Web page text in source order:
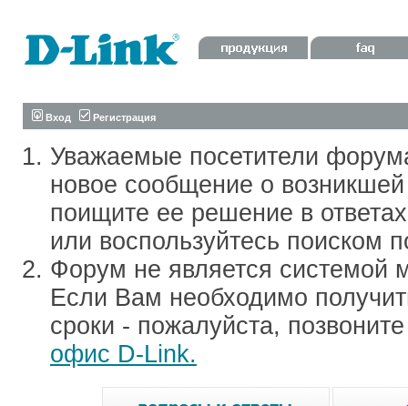
Вход Регистрация
Уважаемые посетители
новое сообщение о
поищите ее решение в
или воспользуйтесь поиском
Форум не является системой
Если Вам необходимо
сроки - пожалуйста,
офис D-Link.